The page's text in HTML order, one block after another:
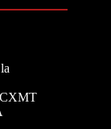
CXMT